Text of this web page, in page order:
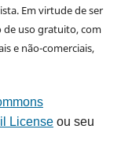
Em virtude de ser
de uso gratuito, com
e não-comerciais,
Licenseou seu